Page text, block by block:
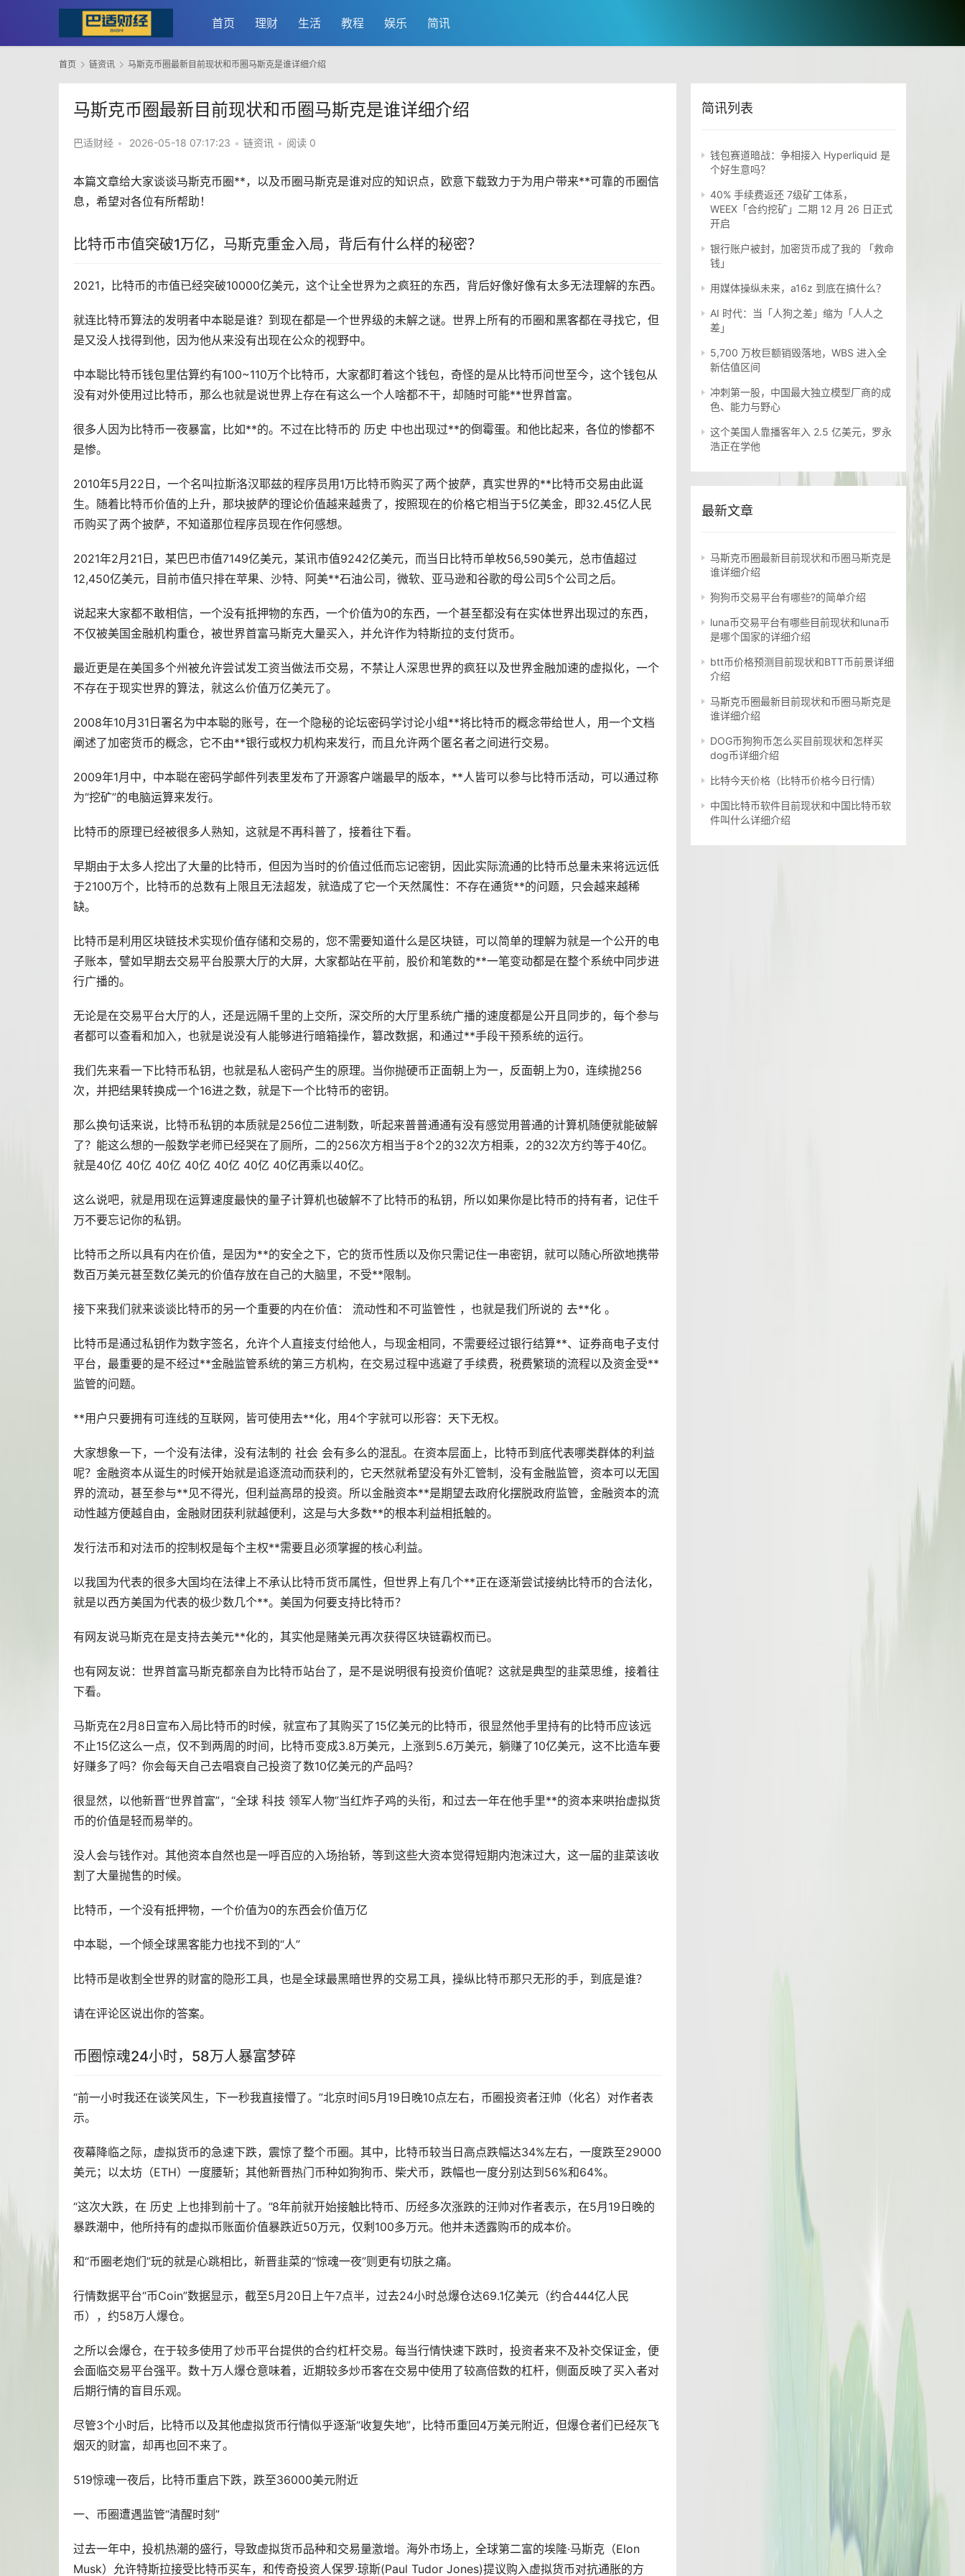
首页 理财 生活 教程 娱乐 简讯
首页 链资讯 马斯克币圈最新目前现状和币圈马斯克是谁详细介绍
马斯克币圈最新目前现状和币圈马斯克是谁详细介绍
巴适财经 • 2026-05-18 07:17:23 • 链资讯 • 阅读 0
本篇文章给大家谈谈马斯克币圈**，以及币圈马斯克是谁对应的知识点， 欧意下载致力于为用户带来**可靠的币圈信
息，希望对各位有所帮助！
比特币市值突破1万亿，马斯克重金入局，背后有什么样的秘密？
2021，比特币的市值已经突破10000亿美元，这个让全世界为之疯狂的东西，背后好像好像有太多无法理解的东西。
就连比特币算法的发明者中本聪是谁？到现在都是一个世界级的未解之谜。世界上所有的币圈和黑客都在寻找它，但
是又没人找得到他，因为他从来没有出现在公众的视野中。
中本聪比特币钱包里估算约有100~110万个比特币，大家都盯着这个钱包，奇怪的是从比特币问世至今，这个钱包从
没有对外使用过比特币，那么也就是说世界上存在有这么一个人啥都不干，却随时可能**世界首富。
很多人因为比特币一夜暴富，比如**的。不过在比特币的 历史 中也出现过**的倒霉蛋。和他比起来，各位的惨都不
是惨。
2010年5月22日，一个名叫拉斯洛汉耶兹的程序员用1万比特币购买了两个披萨，真实世界的**比特币交易由此诞
生。随着比特币价值的上升，那块披萨的理论价值越来越贵了，按照现在的价格它相当于5亿美金，即32.45亿人民
币购买了两个披萨，不知道那位程序员现在作何感想。
2021年2月21日，某巴巴市值7149亿美元，某讯市值9242亿美元，而当日比特币单枚56,590美元，总市值超过
12,450亿美元，目前市值只排在苹果、沙特、阿美**石油公司，微软、亚马逊和谷歌的母公司5个公司之后。
说起来大家都不敢相信，一个没有抵押物的东西，一个价值为0的东西，一个甚至都没有在实体世界出现过的东西，
不仅被美国金融机构重仓，被世界首富马斯克大量买入，并允许作为特斯拉的支付货币。
最近更是在美国多个州被允许尝试发工资当做法币交易，不禁让人深思世界的疯狂以及世界金融加速的虚拟化，一个
不存在于现实世界的算法，就这么价值万亿美元了。
2008年10月31日署名为中本聪的账号，在一个隐秘的论坛密码学讨论小组**将比特币的概念带给世人，用一个文档
阐述了加密货币的概念，它不由**银行或权力机构来发行，而且允许两个匿名者之间进行交易。
2009年1月中，中本聪在密码学邮件列表里发布了开源客户端最早的版本，**人皆可以参与比特币活动，可以通过称
为“挖矿”的电脑运算来发行。
比特币的原理已经被很多人熟知，这就是不再科普了，接着往下看。
早期由于太多人挖出了大量的比特币，但因为当时的价值过低而忘记密钥，因此实际流通的比特币总量未来将远远低
于2100万个，比特币的总数有上限且无法超发，就造成了它一个天然属性：不存在通货**的问题，只会越来越稀
缺。
比特币是利用 区块链技术实现价值存储和交易的，您不需要知道什么是区块链，可以简单的理解为就是一个公开的电
子账本，譬如早期去交易平台股票大厅的大屏，大家都站在平前，股价和笔数的**一笔变动都是在整个系统中同步进
行广播的。
无论是在交易平台大厅的人，还是远隔千里的上交所，深交所的大厅里系统广播的速度都是公开且同步的，每个参与
者都可以查看和加入，也就是说没有人能够进行暗箱操作，篡改数据，和通过**手段干预系统的运行。
我们先来看一下比特币私钥，也就是私人密码产生的原理。当你抛硬币正面朝上为一，反面朝上为0，连续抛256
次，并把结果转换成一个16进之数，就是下一个比特币的密钥。
那么换句话来说，比特币私钥的本质就是256位二进制数，听起来普普通通有没有感觉用普通的计算机随便就能破解
了？能这么想的一般数学老师已经哭在了厕所，二的256次方相当于8个2的32次方相乘，2的32次方约等于40亿。
就是40亿 40亿 40亿 40亿 40亿 40亿 40亿再乘以40亿。
这么说吧，就是用现在运算速度最快的量子计算机也破解不了比特币的私钥，所以如果你是比特币的持有者，记住千
万不要忘记你的私钥。
比特币之所以具有内在价值，是因为**的安全之下，它的货币性质以及你只需记住一串密钥，就可以随心所欲地携带
数百万美元甚至数亿美元的价值存放在自己的大脑里，不受**限制。
接下来我们就来谈谈比特币的另一个重要的内在价值： 流动性和不可监管性 ，也就是我们所说的 去**化 。
比特币是通过私钥作为数字签名，允许个人直接支付给他人，与现金相同，不需要经过银行结算**、证券商电子支付
平台，最重要的是不经过**金融监管系统的第三方机构，在交易过程中逃避了手续费，税费繁琐的流程以及资金受**
监管的问题。
**用户只要拥有可连线的互联网，皆可使用去**化，用4个字就可以形容：天下无权。
大家想象一下，一个没有法律，没有法制的 社会 会有多么的混乱。在资本层面上，比特币到底代表哪类群体的利益
呢？金融资本从诞生的时候开始就是追逐流动而获利的，它天然就希望没有外汇管制，没有金融监管，资本可以无国
界的流动，甚至参与**见不得光，但利益高昂的投资。所以金融资本**是期望去政府化摆脱政府监管，金融资本的流
动性越方便越自由，金融财团获利就越便利，这是与大多数**的根本利益相抵触的。
发行法币和对法币的控制权是每个主权**需要且必须掌握的核心利益。
以我国为代表的很多大国均在法律上不承认比特币货币属性，但世界上有几个**正在逐渐尝试接纳比特币的合法化，
就是以西方美国为代表的极少数几个**。美国为何要支持比特币？
有网友说马斯克在是支持去美元**化的，其实他是赌美元再次获得区块链霸权而已。
也有网友说：世界首富马斯克都亲自为比特币站台了，是不是说明很有投资价值呢？这就是典型的韭菜思维，接着往
下看。
马斯克在2月8日宣布入局比特币的时候，就宣布了其购买了15亿美元的比特币，很显然他手里持有的比特币应该远
不止15亿这么一点，仅不到两周的时间，比特币变成3.8万美元，上涨到5.6万美元，躺赚了10亿美元，这不比造车要
好赚多了吗？你会每天自己去唱衰自己投资了数10亿美元的产品吗？
很显然，以他新晋“世界首富”，“全球 科技 领军人物”当红炸子鸡的头衔，和过去一年在他手里**的资本来哄抬虚拟货
币的价值是轻而易举的。
没人会与钱作对。其他资本自然也是一呼百应的入场抬轿，等到这些大资本觉得短期内泡沫过大，这一届的韭菜该收
割了大量抛售的时候。
比特币，一个没有抵押物，一个价值为0的东西会价值万亿
中本聪，一个倾全球黑客能力也找不到的“人”
比特币是收割全世界的财富的隐形工具，也是全球最黑暗世界的交易工具，操纵比特币那只无形的手，到底是谁？
请在评论区说出你的答案。
币圈惊魂24小时，58万人暴富梦碎
“前一小时我还在谈笑风生，下一秒我直接懵了。”北京时间5月19日晚10点左右，币圈投资者汪帅（化名）对作者表
示。
夜幕降临之际，虚拟货币的急速下跌，震惊了整个币圈。其中，比特币较当日高点跌幅达34%左右，一度跌至29000
美元； 以太坊 （ETH）一度腰斩；其他新晋热门币种如狗狗币、柴犬币，跌幅也一度分别达到56%和64%。
“这次大跌，在 历史 上也排到前十了。”8年前就开始接触比特币、历经多次涨跌的汪帅对作者表示，在5月19日晚的
暴跌潮中，他所持有的虚拟币账面价值暴跌近50万元，仅剩100多万元。他并未透露购币的成本价。
和“币圈老炮们”玩的就是心跳相比，新晋韭菜的“惊魂一夜”则更有切肤之痛。
行情数据平台“币Coin”数据显示，截至5月20日上午7点半，过去24小时总爆仓达69.1亿美元（约合444亿人民
币），约58万人爆仓。
之所以会爆仓，在于较多使用了炒币平台提供的合约杠杆交易。每当行情快速下跌时，投资者来不及补交保证金，便
会面临交易平台强平。数十万人爆仓意味着，近期较多炒币客在交易中使用了较高倍数的杠杆，侧面反映了买入者对
后期行情的盲目乐观。
尽管3个小时后，比特币以及其他虚拟货币行情似乎逐渐“收复失地”，比特币重回4万美元附近，但爆仓者们已经灰飞
烟灭的财富，却再也回不来了。
519惊魂一夜后，比特币重启下跌，跌至36000美元附近
一、币圈遭遇监管“清醒时刻”
过去一年中，投机热潮的盛行，导致虚拟货币品种和交易量激增。海外市场上，全球第二富的埃隆·马斯克（Elon
Musk）允许特斯拉接受比特币买车，和传奇投资人保罗·琼斯(Paul Tudor Jones)提议购入虚拟货币对抗通胀的方
简讯列表
钱包赛道暗战：争相接入 Hyperliquid 是
个好生意吗？
40% 手续费返还 7级矿工体系，
WEEX「合约挖矿」二期 12 月 26 日正式
开启
银行账户被封，加密货币成了我的 「救命
钱」
用媒体操纵未来，a16z 到底在搞什么？
AI 时代：当「人狗之差」缩为「人人之
差」
5,700 万枚巨额销毁落地，WBS 进入全
新估值区间
冲刺第一股，中国最大独立模型厂商的成
色、能力与野心
这个美国人靠播客年入 2.5 亿美元，罗永
浩正在学他
最新文章
马斯克币圈最新目前现状和币圈马斯克是
谁详细介绍
狗狗币交易平台有哪些?的简单介绍
luna币交易平台有哪些目前现状和luna币
是哪个国家的详细介绍
btt币价格预测目前现状和BTT币前景详细
介绍
马斯克币圈最新目前现状和币圈马斯克是
谁详细介绍
DOG币狗狗币怎么买目前现状和怎样买
dog币详细介绍
比特今天价格（比特币价格今日行情）
中国比特币软件目前现状和中国比特币软
件叫什么详细介绍